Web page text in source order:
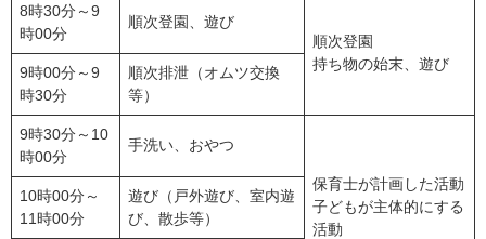
8時30分～9
時00分
順次登園、遊び
順次登園
持ち物の始末、遊び
9時00分～9
時30分
順次排泄（オムツ交換
等）
9時30分～10
時00分
手洗い、おやつ
保育士が計画した活動
子どもが主体的にする
活動
10時00分～
11時00分
遊び（戸外遊び、室内遊
び、散歩等）